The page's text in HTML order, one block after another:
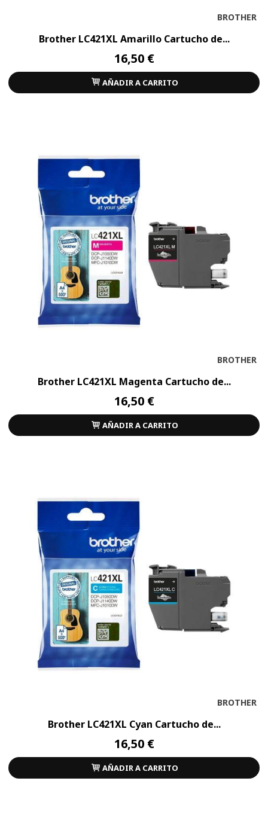
BROTHER
Brother LC421XL Amarillo Cartucho de...
16,50 €
AÑADIR A CARRITO
BROTHER
Brother LC421XL Magenta Cartucho de...
16,50 €
AÑADIR A CARRITO
BROTHER
Brother LC421XL Cyan Cartucho de...
16,50 €
AÑADIR A CARRITO